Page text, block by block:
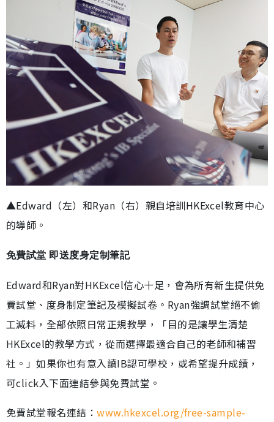
▲Edward（左）和Ryan（右）親自培訓HKExcel教育中心
的導師。
免費試堂 即送度身定制筆記
Edward和Ryan對HKExcel信心十足，會為所有新生提供免
費試堂、度身制定筆記及模擬試卷。Ryan強調試堂絕不偷
工減料，全部依照日常正規教學，「目的是讓學生清楚
HKExcel的教學方式，從而選擇最適合自己的老師和補習
社。」如果你也有意入讀IB認可學校，或希望提升成績，
可click入下面連結參與免費試堂。
免費試堂報名連結：www.hkexcel.org/free-sample-